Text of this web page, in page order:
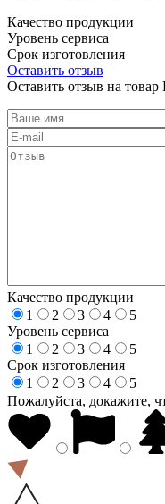
Качество продукции
Уровень сервиса
Срок изготовления
Оставить отзыв
Оставить отзыв на
Качество продукции
1
2 3 4
5
Уровень сервиса
1
2 3 4
5
Срок изготовления
1
2 3 4
5
Пожалуйста, докажите,